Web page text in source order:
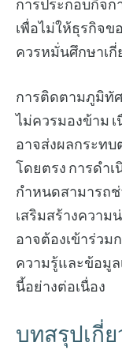
การประกอบกิจ
เพื่อไม่ให้ธุรกิจ
ควรหมั่นศึกษาเกี่
การติดตามภูมิทั
ไม่ควรมองข้าม
อาจส่งผลกระท
โดยตรง การดำ
กำหนดสามารถ
เสริมสร้างควา
อาจต้องเข้าร่วม
ความรู้และข้อมูล
นี้อย่างต่อเนื่อง
บทสรุปเกี่